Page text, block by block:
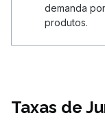
demanda
produtos.
Taxas de